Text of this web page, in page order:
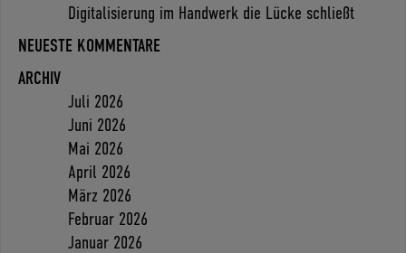
Digitalisierung im Handwerk die Lücke schließt
NEUESTE KOMMENTARE
ARCHIV
Juli 2026
Juni 2026
Mai 2026
April 2026
März 2026
Februar 2026
Januar 2026